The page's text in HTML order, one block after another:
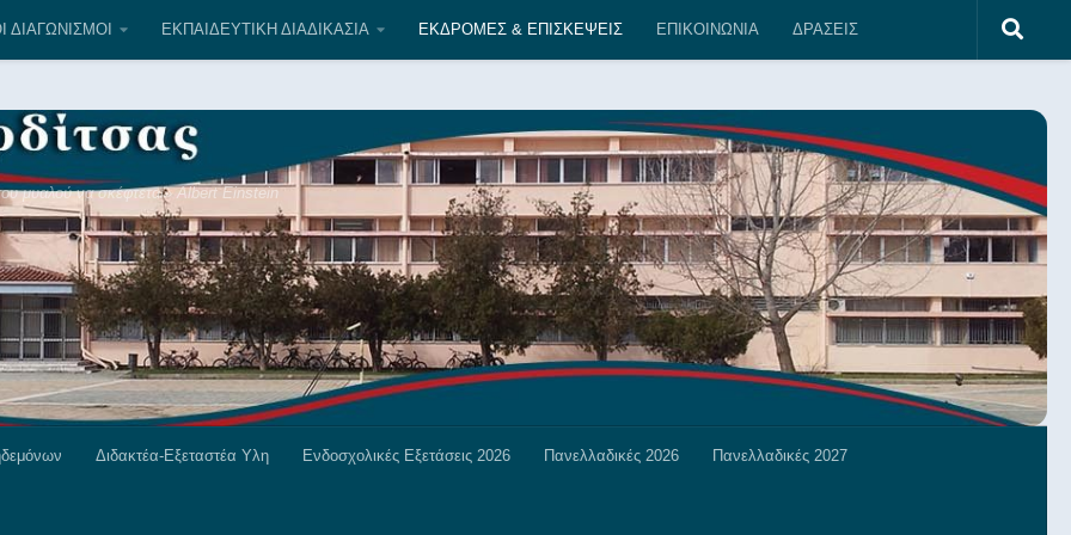
Text 5
ΔΙΑΓΩΝΙΣΜΟΙ ΕΚΠΑΙΔΕΥΤΙΚΗ ΔΙΑΔΙΚΑΣΙΑ ΕΚΔΡΟΜΕΣ & ΕΠΙΣΚΕΨΕΙΣ ΕΠΙΚΟΙΝΩΝΙΑ ΔΡΑΣΕΙΣ
μυαλού να σκέφτεται» Albert Einstein
Διδακτέα-Εξεταστέα Υλη Ενδοσχολικές Εξετάσεις 2026 Πανελλαδικές 2026 Πανελλαδικές 2027